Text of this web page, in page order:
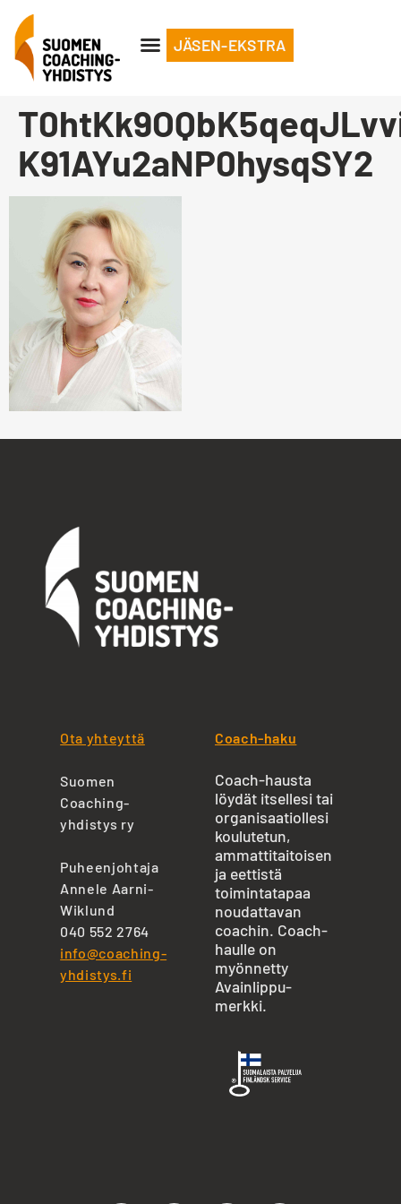
JÄSEN-EKSTRA
K91AYu2aNP0hysqSY2
Ota yhteyttä
Suomen
Coaching-
yhdistys ry
Puheenjohtaja
Annele Aarni-
Wiklund
040 552 2764
info@coaching-
yhdistys.fi
Coach-haku
Coach-hausta
löydät itsellesi tai
organisaatiollesi
koulutetun,
ammattitaitoisen
ja eettistä
toimintatapaa
noudattavan
coachin. Coach-
haulle on
myönnetty
Avainlippu-
merkki.